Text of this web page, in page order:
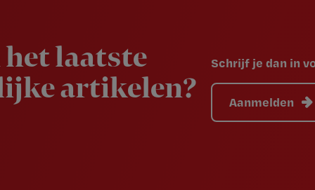
laatste
artikelen?
Schrijf je dan in
Aanmelden